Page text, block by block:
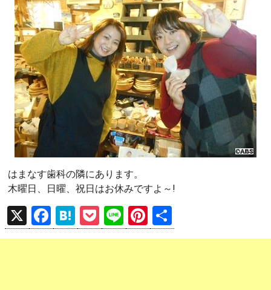
はまなす歯科の隣にあります。
木曜日、日曜、祝日はお休みですよ～!
X
F
a
H
at
P
o
Li
n
Pi
nt 有